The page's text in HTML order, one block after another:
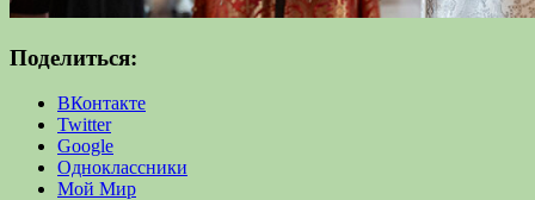
Поделиться:
ВКонтакте
Twitter
Google
Одноклассники
Мой Мир